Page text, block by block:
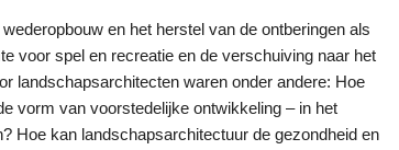
en het herstel van de ontberingen als
voor spel en recreatie en de verschuiving naar het
landschapsarchitecten waren onder andere: Hoe
vorm van voorstedelijke ontwikkeling – in het
Hoe kan landschapsarchitectuur de gezondheid en